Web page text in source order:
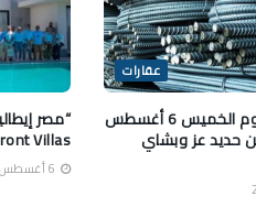
عقارات
أسعار الحديد اليوم الخميس 6 أغسطس
طن حديد عز وبشاي
“مصر
Villas